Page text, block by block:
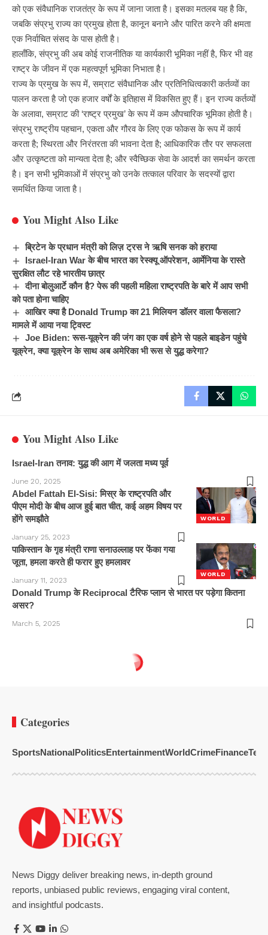
को एक संवैधानिक राजतंत्र के रूप में जाना जाता है। इसका मतलब यह है कि,
जबकि संप्रभु राज्य का प्रमुख होता है, कानून बनाने और पारित करने की क्षमता
एक निर्वाचित संसद के पास होती है।
हालाँकि, संप्रभु की अब कोई राजनीतिक या कार्यकारी भूमिका नहीं है, फिर भी वह
राष्ट्र के जीवन में एक महत्वपूर्ण भूमिका निभाता है।
राज्य के प्रमुख के रूप में, सम्राट संवैधानिक और प्रतिनिधित्वकारी कर्तव्यों का
पालन करता है जो एक हजार वर्षों के इतिहास में विकसित हुए हैं। इन राज्य कर्तव्यों
के अलावा, सम्राट की ‘राष्ट्र प्रमुख’ के रूप में कम औपचारिक भूमिका होती है।
संप्रभु राष्ट्रीय पहचान, एकता और गौरव के लिए एक फोकस के रूप में कार्य
करता है; स्थिरता और निरंतरता की भावना देता है; आधिकारिक तौर पर सफलता
और उत्कृष्टता को मान्यता देता है; और स्वैच्छिक सेवा के आदर्श का समर्थन करता
है। इन सभी भूमिकाओं में संप्रभु को उनके तत्काल परिवार के सदस्यों द्वारा
समर्थितकिया जाता है।
You Might Also Like
ब्रिटेन के प्रधान मंत्री को लिज़ ट्रस ने ऋषि सनक को हराया
Israel-Iran War के बीच भारत का रेस्क्यू ऑपरेशन, आर्मेनिया के रास्ते
सुरक्षित लौट रहे भारतीय छात्र
दीना बोलुआर्टे कौन है? पेरू की पहली महिला राष्ट्रपति के बारे में आप सभी
को पता होना चाहिए
आखिर क्या है Donald Trump का 21 मिलियन डॉलर वाला फैसला?
मामले में आया नया ट्विस्ट
Joe Biden: रूस-यूक्रेन की जंग का एक वर्ष होने से पहले बाइडेन पहुंचे
यूक्रेन, क्या यूक्रेन के साथ अब अमेरिका भी रूस से युद्ध करेगा?
You Might Also Like
Israel-Iran तनाव: युद्ध की आग में जलता मध्य पूर्व
June 20, 2025
WORLD
Abdel Fattah El-Sisi: मिस्र के राष्ट्रपति और
पीएम मोदी के बीच आज हुई बात चीत, कई अहम विषय पर
होंगे समझौते
January 25, 2023
WORLD
पाकिस्तान के गृह मंत्री राणा सनाउल्लाह पर फेंका गया
जूता, हमला करते ही फरार हुए हमलावर
January 11, 2023
Donald Trump के Reciprocal टैरिफ प्लान से भारत पर पड़ेगा कितना
असर?
March 5, 2025
Categories
SportsNationalPoliticsEntertainmentWorldCrimeFinance
News Diggy deliver breaking news, in-depth ground
reports, unbiased public reviews, engaging viral content,
and insightful podcasts.